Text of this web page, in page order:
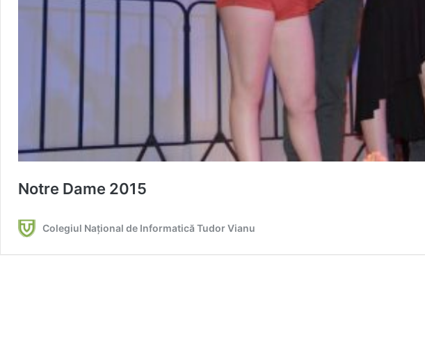
Notre Dame 2015
Colegiul Național de Informatică Tudor Vianu